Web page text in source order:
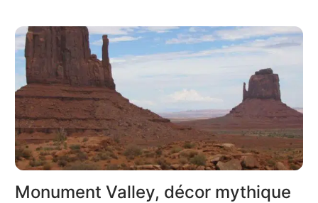
Monument Valley, décor mythique